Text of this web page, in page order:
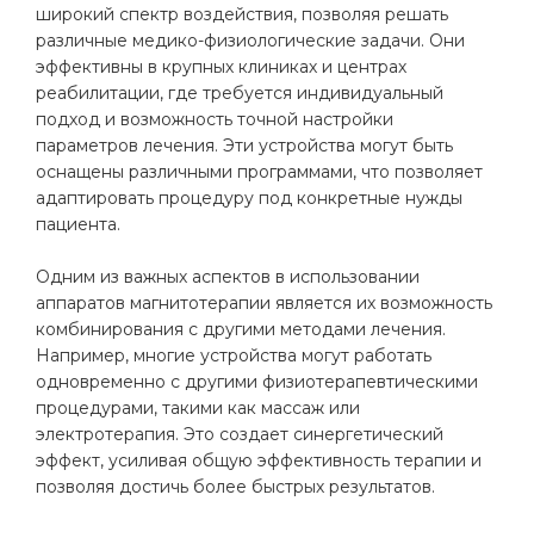
широкий спектр воздействия, позволяя решать
различные медико-физиологические задачи. Они
эффективны в крупных клиниках и центрах
реабилитации, где требуется индивидуальный
подход и возможность точной настройки
параметров лечения. Эти устройства могут быть
оснащены различными программами, что позволяет
адаптировать процедуру под конкретные нужды
пациента.
Одним из важных аспектов в использовании
аппаратов магнитотерапии является их возможность
комбинирования с другими методами лечения.
Например, многие устройства могут работать
одновременно с другими физиотерапевтическими
процедурами, такими как массаж или
электротерапия. Это создает синергетический
эффект, усиливая общую эффективность терапии и
позволяя достичь более быстрых результатов.